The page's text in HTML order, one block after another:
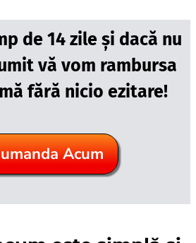
de 14 zile și dacă nu
vă vom rambursa
fără nicio ezitare!
Acum